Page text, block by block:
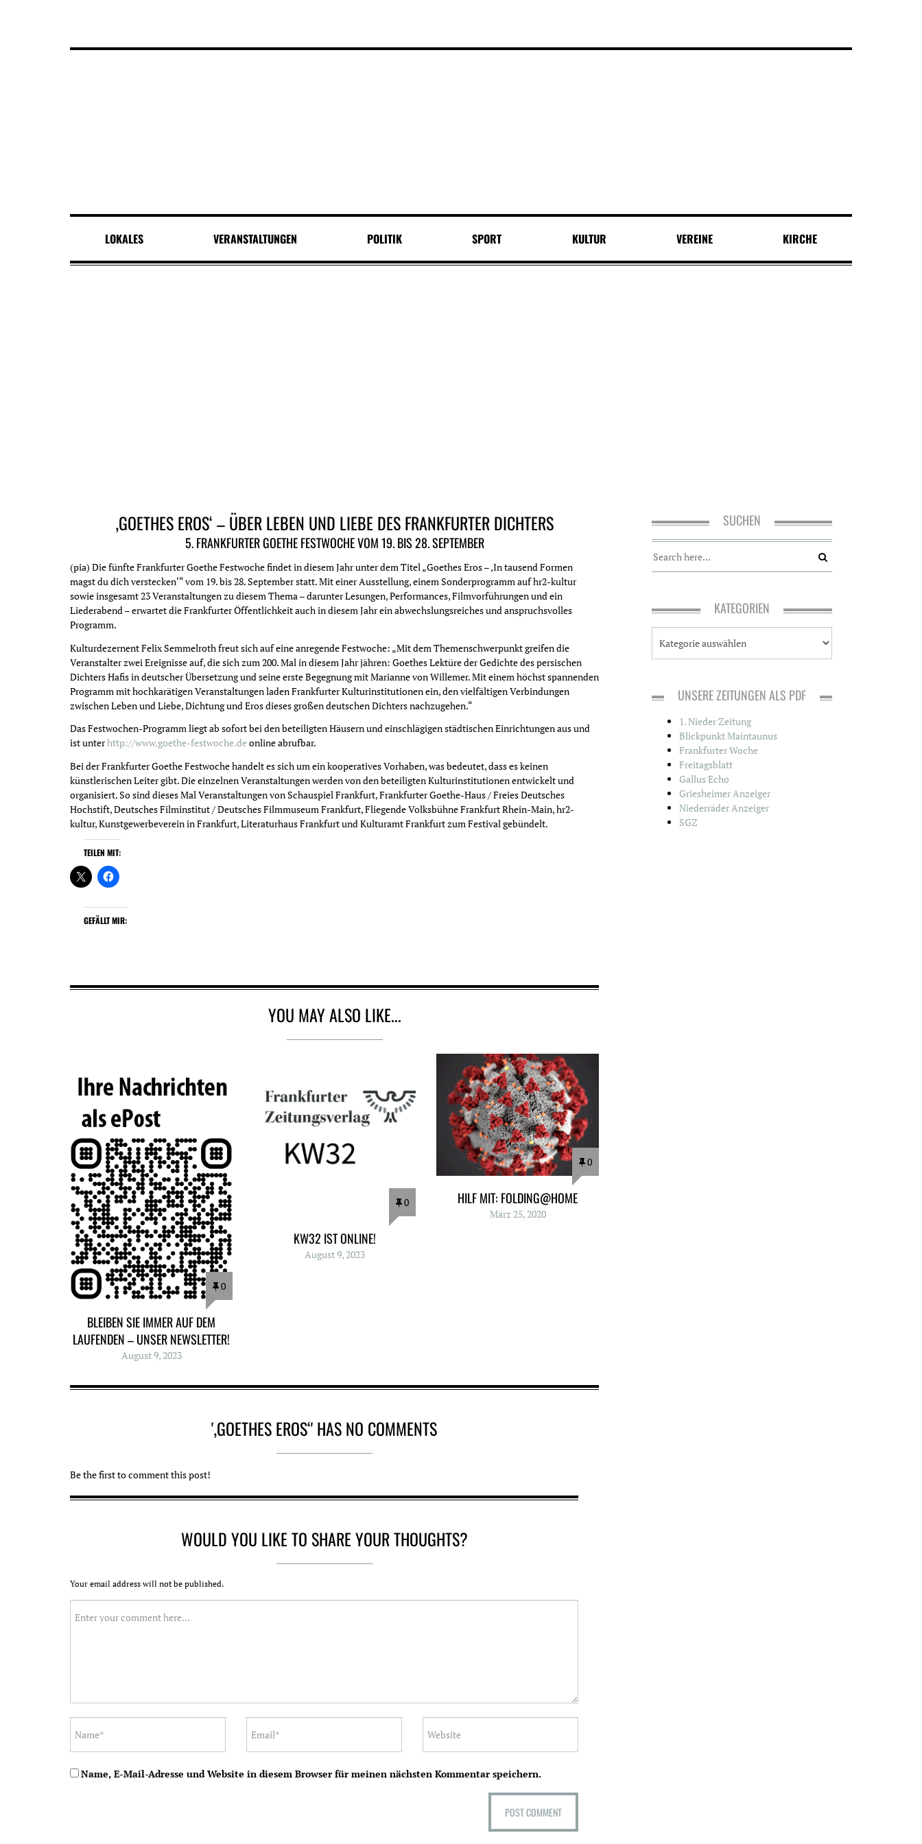
LOKALES VERANSTALTUNGEN POLITIK SPORT KULTUR VEREINE KIRCHE
‚GOETHES EROS‘ – ÜBER LEBEN UND LIEBE DES FRANKFURTER DICHTERS
5. FRANKFURTER GOETHE FESTWOCHE VOM 19. BIS 28. SEPTEMBER
(pia) Die fünfte Frankfurter Goethe Festwoche findet in diesem Jahr unter dem Titel „Goethes Eros – ‚In tausend Formen
magst du dich verstecken‘“ vom 19. bis 28. September statt. Mit einer Ausstellung, einem Sonderprogramm auf hr2-kultur
sowie insgesamt 23 Veranstaltungen zu diesem Thema – darunter Lesungen, Performances, Filmvorführungen und ein
Liederabend – erwartet die Frankfurter Öffentlichkeit auch in diesem Jahr ein abwechslungsreiches und anspruchsvolles
Programm.
Kulturdezernent Felix Semmelroth freut sich auf eine anregende Festwoche: „Mit dem Themenschwerpunkt greifen die
Veranstalter zwei Ereignisse auf, die sich zum 200. Mal in diesem Jahr jähren: Goethes Lektüre der Gedichte des persischen
Dichters Hafis in deutscher Übersetzung und seine erste Begegnung mit Marianne von Willemer. Mit einem höchst spannenden
Programm mit hochkarätigen Veranstaltungen laden Frankfurter Kulturinstitutionen ein, den vielfältigen Verbindungen
zwischen Leben und Liebe, Dichtung und Eros dieses großen deutschen Dichters nachzugehen.“
Das Festwochen-Programm liegt ab sofort bei den beteiligten Häusern und einschlägigen städtischen Einrichtungen aus und
ist unterhttp://www.goethe-festwoche.deonline abrufbar.
Bei der Frankfurter Goethe Festwoche handelt es sich um ein kooperatives Vorhaben, was bedeutet, dass es keinen
künstlerischen Leiter gibt. Die einzelnen Veranstaltungen werden von den beteiligten Kulturinstitutionen entwickelt und
organisiert. So sind dieses Mal Veranstaltungen von Schauspiel Frankfurt, Frankfurter Goethe-Haus / Freies Deutsches
Hochstift, Deutsches Filminstitut / Deutsches Filmmuseum Frankfurt, Fliegende Volksbühne Frankfurt Rhein-Main, hr2-
kultur, Kunstgewerbeverein in Frankfurt, Literaturhaus Frankfurt und Kulturamt Frankfurt zum Festival gebündelt.
TEILEN MIT:
GEFÄLLT MIR:
YOU MAY ALSO LIKE...
0
BLEIBEN SIE IMMER AUF DEM
LAUFENDEN – UNSER NEWSLETTER!
August 9, 2023
0
KW32 IST ONLINE!
August 9, 2023
0
HILF MIT: FOLDING@HOME
März 25, 2020
'‚GOETHES EROS‘' HAS NO COMMENTS
Be the first to comment this post!
WOULD YOU LIKE TO SHARE YOUR THOUGHTS?
Your email address will not be published.
Name, E-Mail-Adresse und Website in diesem Browser für meinen nächsten Kommentar speichern.
SUCHEN
KATEGORIEN
t
UNSERE ZEITUNGEN ALS PDF
1. Nieder Zeitung
Blickpunkt Maintaunus
Frankfurter Woche
Freitagsblatt
Gallus Echo
Griesheimer Anzeiger
Niederräder Anzeiger
SGZ